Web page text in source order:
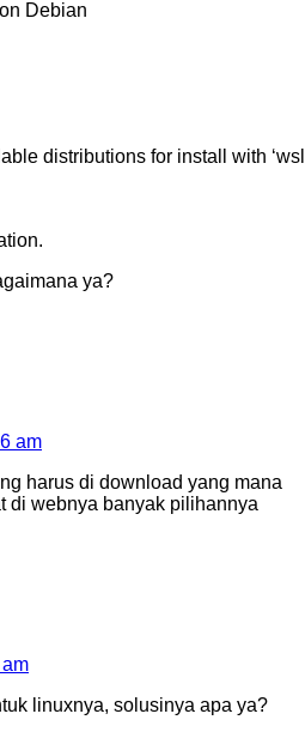
Debian
distributions for install with ‘wsl
ya?
am
harus di download yang mana
di webnya banyak pilihannya
linuxnya, solusinya apa ya?